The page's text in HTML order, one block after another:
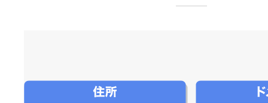
WordPressテーマShop
管理画面内での操作制限を可能に